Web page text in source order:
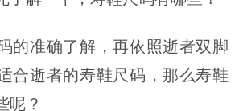
的准确了解，再依照逝者双脚
合逝者的寿鞋尺码，那么寿鞋
呢？